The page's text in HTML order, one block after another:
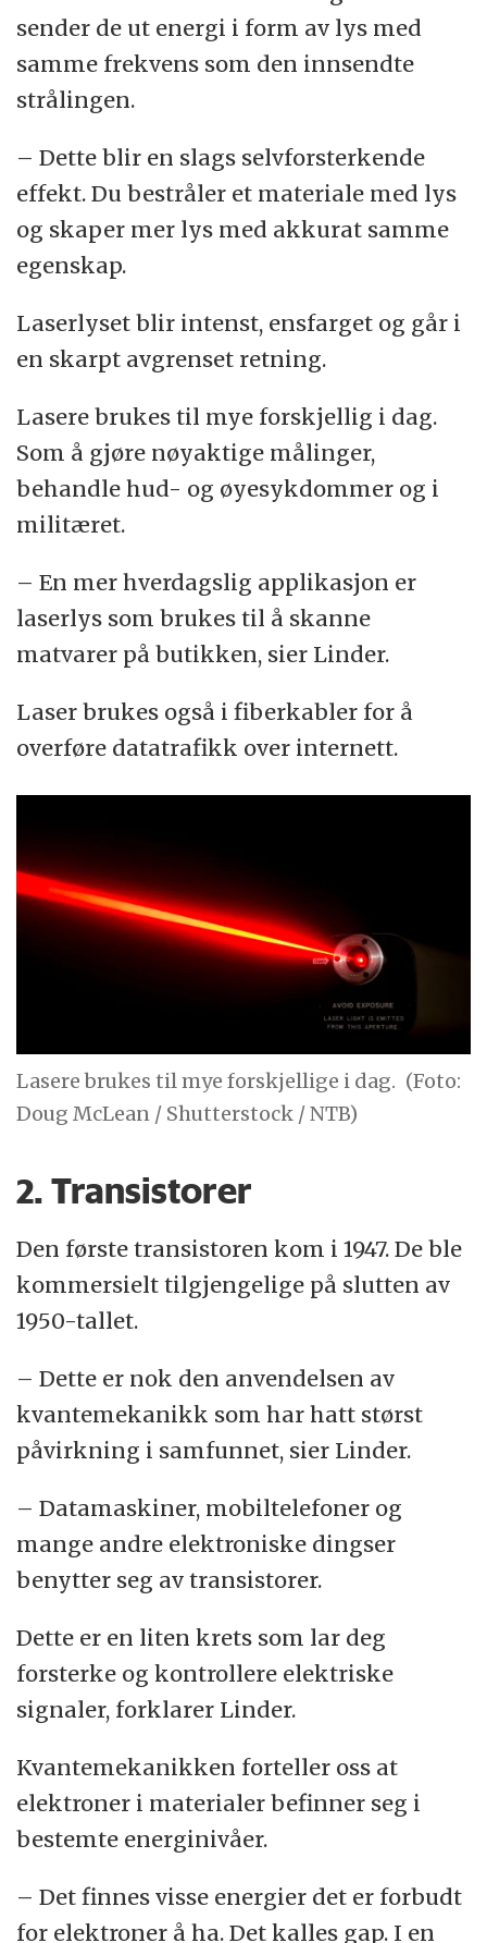
sender de ut energi i form av lys med
samme frekvens som den innsendte
strålingen.
– Dette blir en slags selvforsterkende
effekt. Du bestråler et materiale med lys
og skaper mer lys med akkurat samme
egenskap.
Laserlyset blir intenst, ensfarget og går i
en skarpt avgrenset retning.
Lasere brukes til mye forskjellig i dag.
Som å gjøre nøyaktige målinger,
behandle hud- og øyesykdommer og i
militæret.
– En mer hverdagslig applikasjon er
laserlys som brukes til å skanne
matvarer på butikken, sier Linder.
Laser brukes også i fiberkabler for å
overføre datatrafikk over internett.
Lasere brukes til mye forskjellige i dag. (Foto:
Doug McLean / Shutterstock / NTB)
2. Transistorer
Den første transistoren kom i 1947. De ble
kommersielt tilgjengelige på slutten av
1950-tallet.
– Dette er nok den anvendelsen av
kvantemekanikk som har hatt størst
påvirkning i samfunnet, sier Linder.
– Datamaskiner, mobiltelefoner og
mange andre elektroniske dingser
benytter seg av transistorer.
Dette er en liten krets som lar deg
forsterke og kontrollere elektriske
signaler, forklarer Linder.
Kvantemekanikken forteller oss at
elektroner i materialer befinner seg i
bestemte energinivåer.
– Det finnes visse energier det er forbudt
for elektroner å ha. Det kalles gap. I en